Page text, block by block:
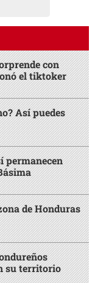
con
el tiktoker
Así puedes
permanecen
de Honduras
su territorio